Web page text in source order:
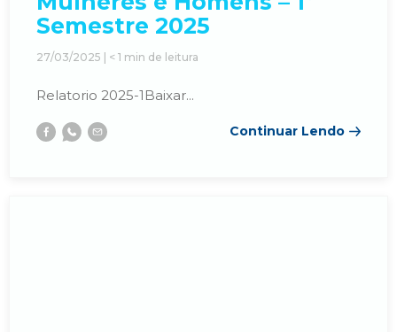
Semestre 2025
27/03/2025 | < 1 min de leitura
Relatorio 2025-1Baixar...
Continuar Lendo